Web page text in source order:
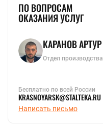
ПО ВОПРОСАМ
ОКАЗАНИЯ УСЛУГ
КАРАНОВ АРТУР
Отдел производства
Бесплатно по всей России
KRASNOYARSK@STALTEKA.RU
Написать письмо